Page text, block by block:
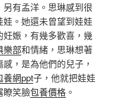
有孟洋。思琳感到很
。她還未曾望到娃娃
娠，有幾多歡喜，幾
樂部和情緒，思琳想著
，是為他們的兒子，
養網ppt子，他就把娃娃
瞭笑臉包養價格 。